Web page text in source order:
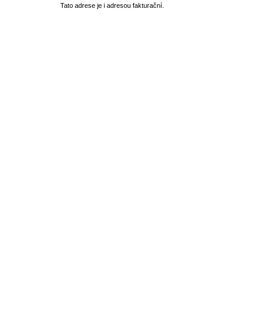
Tato adrese je i adresou fakturační.